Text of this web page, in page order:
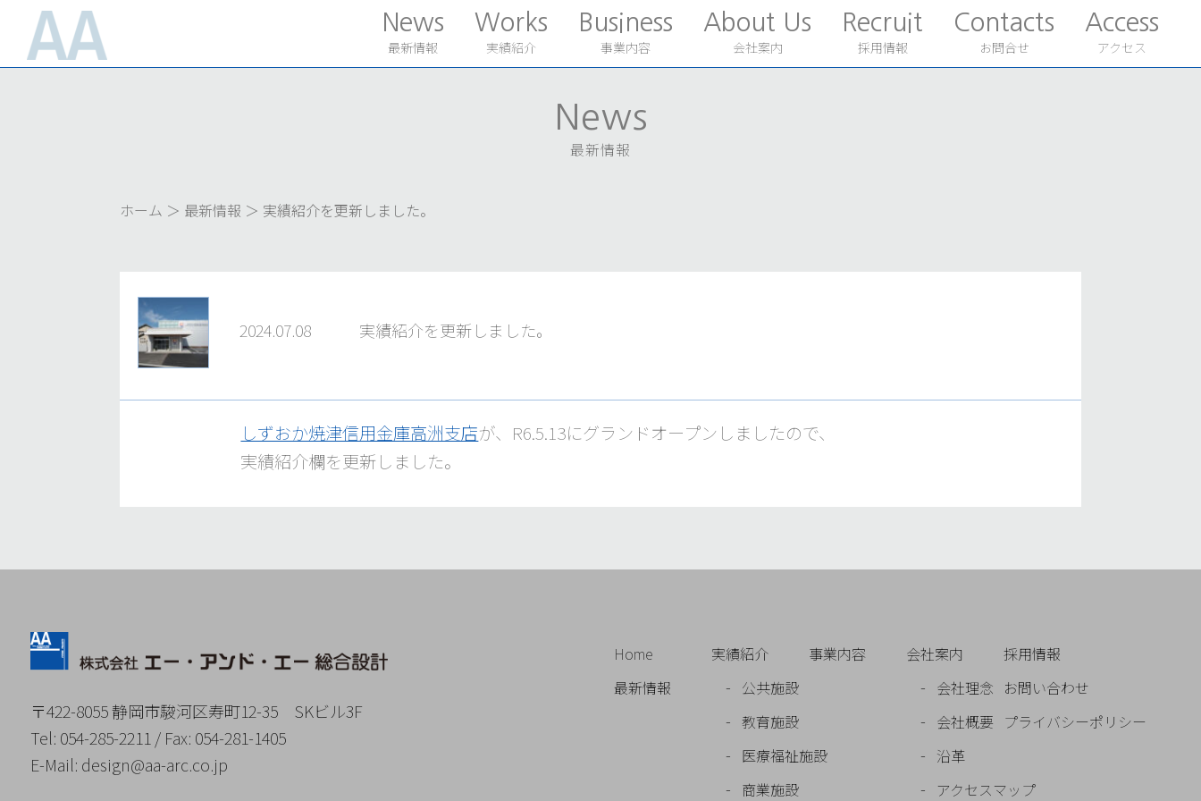
テ
News
最新情報
Works
実績紹介
Business
事業内容
About Us
会社案内
Recruit
採用情報
Contacts
お問合せ
Access
アクセス
News
最新情報
ホーム ＞ 最新情報 ＞ 実績紹介を更新しました。
2024.07.08 実績紹介を更新しました。
しずおか焼津信用金庫高洲支店が、R6.5.13にグランドオープンしましたので、
実績紹介欄を更新しました。
〒422-8055 静岡市駿河区寿町12-35 SKビル3F
Tel: 054-285-2211 / Fax: 054-281-1405
E-Mail: design@aa-arc.co.jp
Home
最新情報
実績紹介
公共施設
教育施設
医療福祉施設
商業施設
事業内容
会社案内
会社理念
会社概要
沿革
アクセスマップ
採用情報
お問い合わせ
プライバシーポリシー